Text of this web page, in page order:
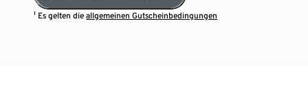
¹ Es gelten dieallgemeinen Gutscheinbedingungen